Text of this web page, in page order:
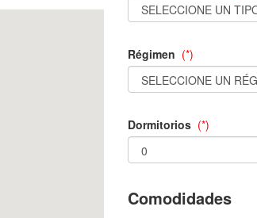
Régimen (*)
Dormitorios (*)
Comodidades